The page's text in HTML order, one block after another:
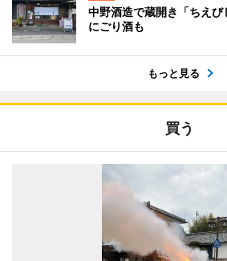
中野酒造で蔵開き「ちえ
にごり酒も
もっと見る
買う